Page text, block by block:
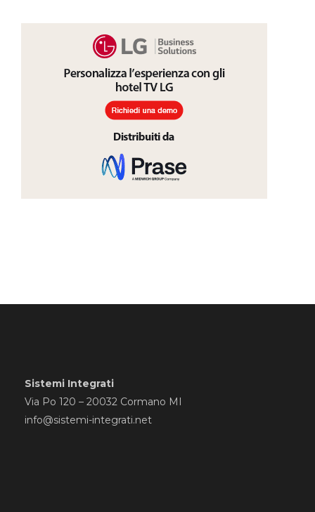
Sistemi Integrati
Via Po 120 – 20032 Cormano MI
info@sistemi-integrati.net